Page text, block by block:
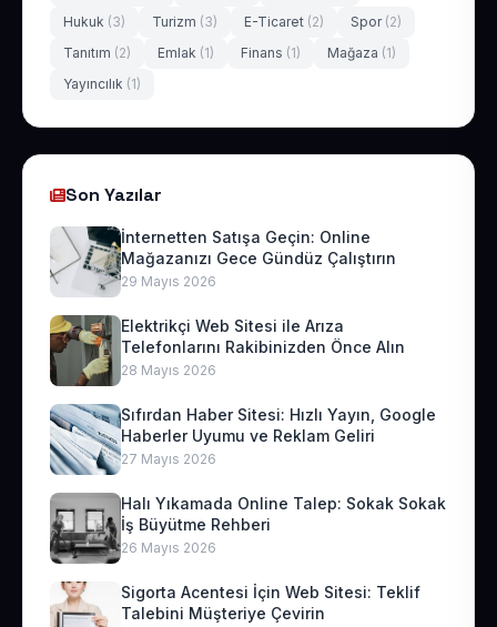
Hukuk (3) Turizm (3) E-Ticaret (2) Spor (2)
Tanıtım (2) Emlak (1) Finans (1) Mağaza (1)
Yayıncılık (1)
Son Yazılar
İnternetten Satışa Geçin: Online
Mağazanızı Gece Gündüz Çalıştırın
29 Mayıs 2026
Elektrikçi Web Sitesi ile Arıza
Telefonlarını Rakibinizden Önce Alın
28 Mayıs 2026
Sıfırdan Haber Sitesi: Hızlı Yayın, Google
Haberler Uyumu ve Reklam Geliri
27 Mayıs 2026
Halı Yıkamada Online Talep: Sokak Sokak
İş Büyütme Rehberi
26 Mayıs 2026
Sigorta Acentesi İçin Web Sitesi: Teklif
Talebini Müşteriye Çevirin